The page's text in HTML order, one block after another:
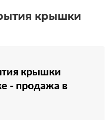
крышки
крышки
- продажа в